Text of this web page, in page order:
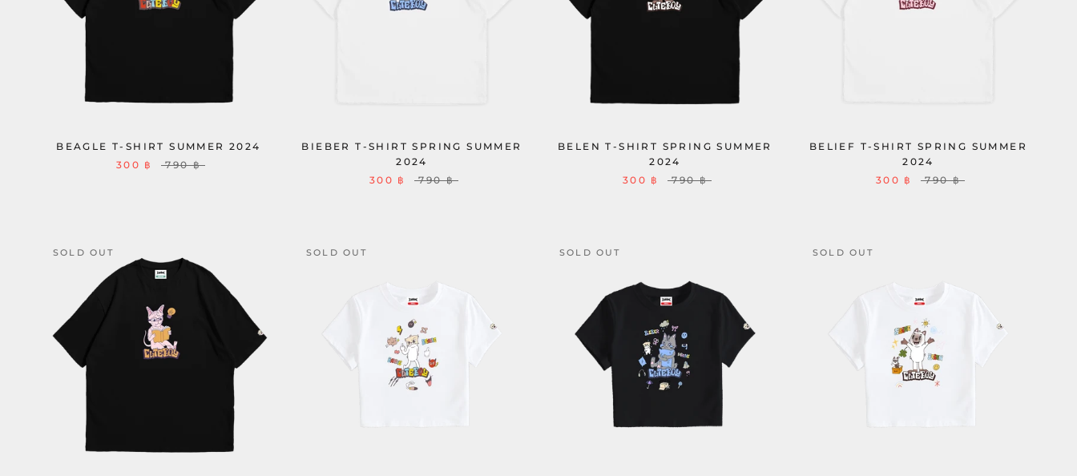
BEAGLE T-SHIRT SUMMER 2024
300 ฿
790 ฿
BIEBER T-SHIRT SPRING SUMMER
2024
300 ฿
790 ฿
BELEN T-SHIRT SPRING SUMMER
2024
300 ฿
790 ฿
BELIEF T-SHIRT SPRING SUMMER
2024
300 ฿
790 ฿
SOLD OUT SOLD OUT SOLD OUT SOLD OUT